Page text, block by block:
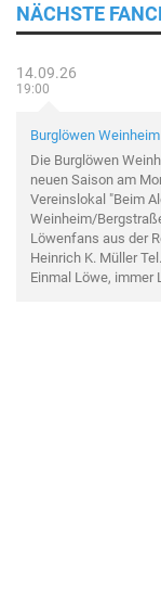
NÄCHSTE
14.09.26
19:00
Burglöwen Weinheim
Die Burglöwen
neuen Saison am
Vereinslokal "Beim
Weinheim/
Löwenfans aus der
Heinrich K. Müller
Einmal Löwe, immer